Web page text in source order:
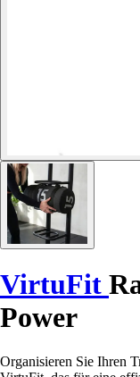
VirtuFit
Power
Organisieren Sie Ihren